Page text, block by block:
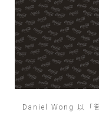
Daniel Wong 以「